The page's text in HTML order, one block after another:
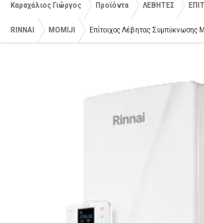
Καραχάλιος Γιώργος Προϊόντα ΛΕΒΗΤΕΣ
RINNAI MOMIJI Επίτοιχος Λέβητας Συμπύκνωσης